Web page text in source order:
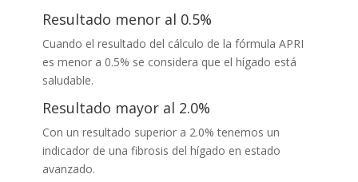
Resultado menor al 0.5%
Cuando el resultado del cálculo de la fórmula APRI
es menor a 0.5% se considera que el hígado está
saludable.
Resultado mayor al 2.0%
Con un resultado superior a 2.0% tenemos un
indicador de una fibrosis del hígado en estado
avanzado.